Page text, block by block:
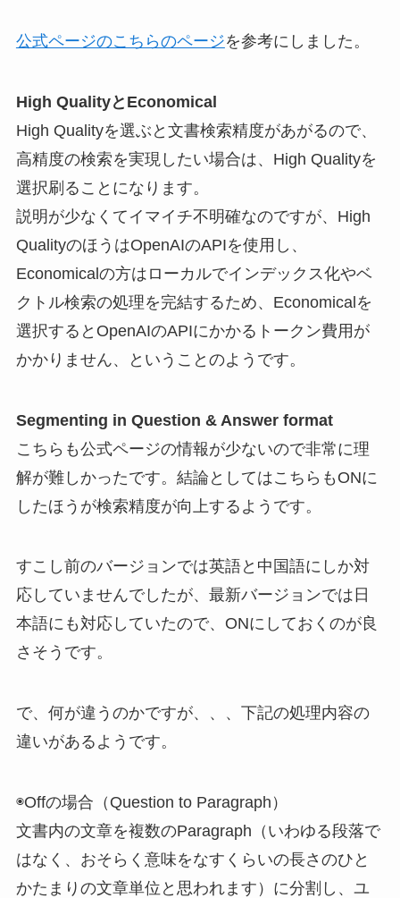
公式ページのこちらのページを参考にしました。
High QualityとEconomical
High Qualityを選ぶと文書検索精度があがるので、
高精度の検索を実現したい場合は、High Qualityを
選択刷ることになります。
説明が少なくてイマイチ不明確なのですが、High
QualityのほうはOpenAIのAPIを使用し、
Economicalの方はローカルでインデックス化やベ
クトル検索の処理を完結するため、Economicalを
選択するとOpenAIのAPIにかかるトークン費用が
かかりません、ということのようです。
Segmenting in Question & Answer format
こちらも公式ページの情報が少ないので非常に理
解が難しかったです。結論としてはこちらもONに
したほうが検索精度が向上するようです。
すこし前のバージョンでは英語と中国語にしか対
応していませんでしたが、最新バージョンでは日
本語にも対応していたので、ONにしておくのが良
さそうです。
で、何が違うのかですが、、、下記の処理内容の
違いがあるようです。
◉Offの場合（Question to Paragraph）
​文書内の文章を複数のParagraph（いわゆる段落で
はなく、おそらく意味をなすくらいの長さのひと
かたまりの文章単位と思われます）に分割し、ユ